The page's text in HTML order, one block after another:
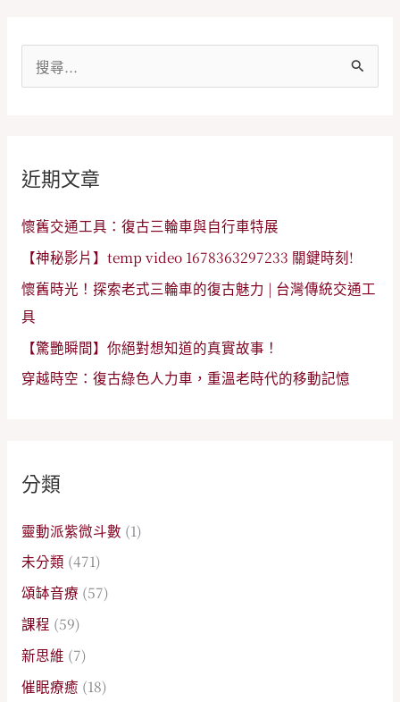
字
近期文章
懷舊交通工具：復古三輪車與自行車特展
【神秘影片】temp video 1678363297233 關鍵時刻!
懷舊時光！探索老式三輪車的復古魅力 | 台灣傳統交通工
具
【驚艷瞬間】你絕對想知道的真實故事！
穿越時空：復古綠色人力車，重溫老時代的移動記憶
分類
靈動派紫微斗數 (1)
未分類 (471)
頌缽音療 (57)
課程 (59)
新思維 (7)
催眠療癒 (18)